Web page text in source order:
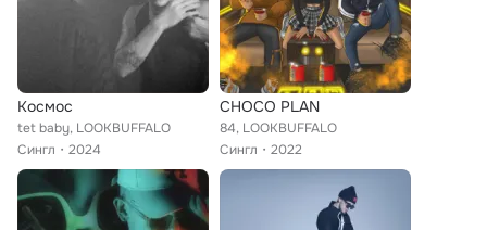
Космос
tet baby, LOOKBUFFALO
Сингл
2024
CHOCO PLAN
84, LOOKBUFFALO
Сингл
2022